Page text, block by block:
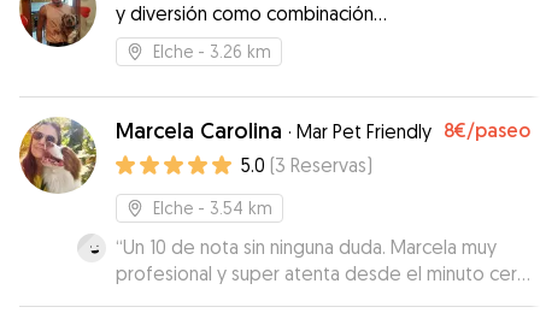
y diversión como combinación
estrella
Elche - 3.26 km
Marcela Carolina · Mar Pet Friendly 8€/paseo
5.0 (3 Reservas)
Elche - 3.54 km
“Un 10 de nota sin ninguna duda. Marcela muy
profesional y super atenta desde el minuto cero
y respetando todas las indicaciones que